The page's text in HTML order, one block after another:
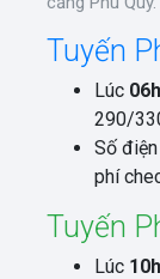
Tuyến
Lúc
290/
Số
phí
Tuyến
Lúc